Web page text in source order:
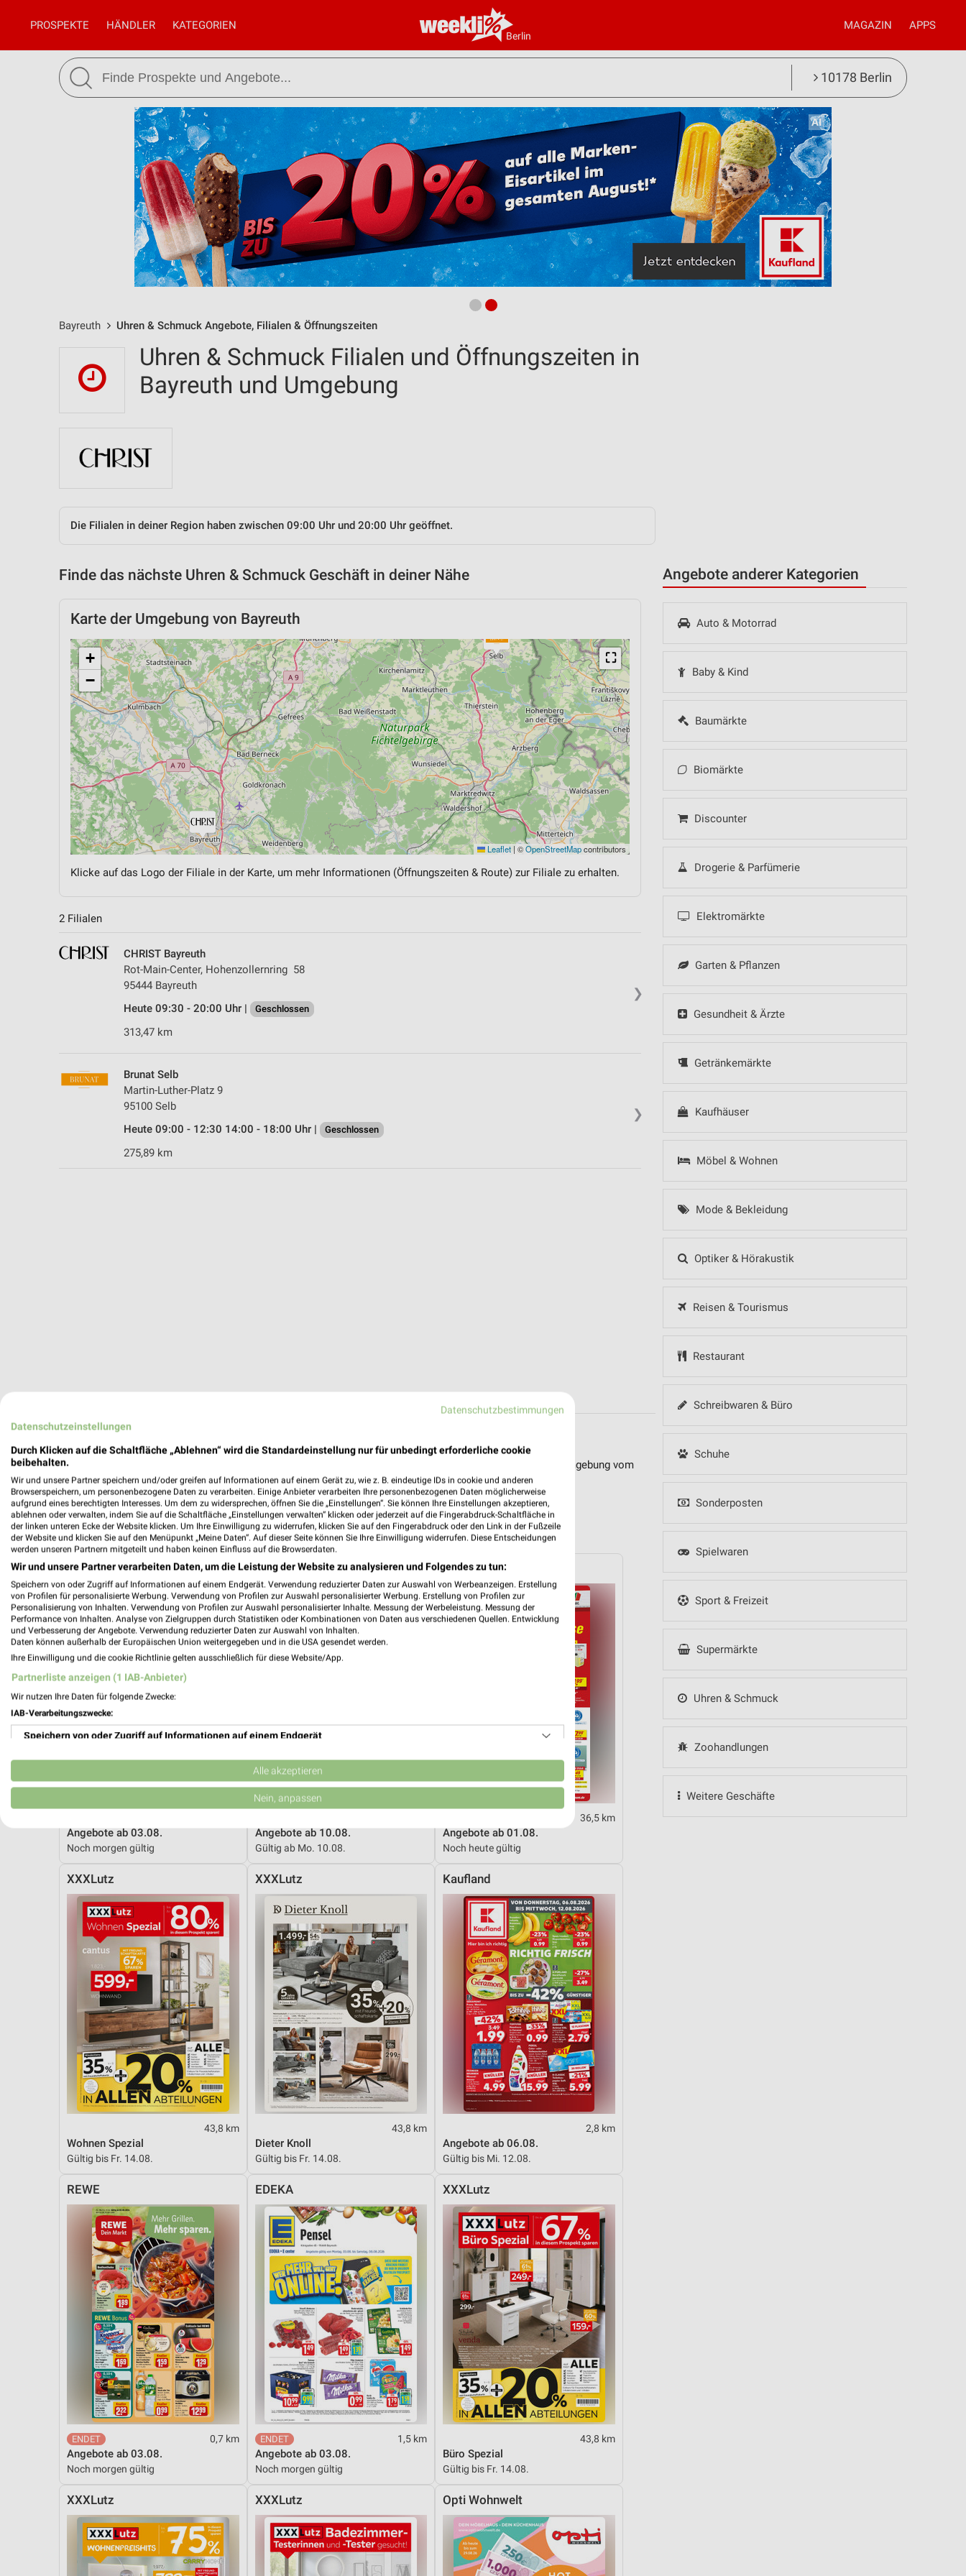
Berlin
PROSPEKTE HÄNDLER KATEGORIEN MAGAZIN APPS
10178 Berlin
Bayreuth Uhren & Schmuck Angebote, Filialen & Öffnungszeiten
Angebote anderer Kategorien
Auto & Motorrad
Baby & Kind
Baumärkte
Biomärkte
Discounter
Drogerie & Parfümerie
Elektromärkte
Garten & Pflanzen
Gesundheit & Ärzte
Getränkemärkte
Kaufhäuser
Möbel & Wohnen
Mode & Bekleidung
Optiker & Hörakustik
Reisen & Tourismus
Restaurant
Schreibwaren & Büro
Schuhe
Sonderposten
Spielwaren
Sport & Freizeit
Supermärkte
Uhren & Schmuck
Zoohandlungen
Weitere Geschäfte
Uhren & Schmuck Filialen und Öffnungszeiten in
Bayreuth und Umgebung
Die Filialen in deiner Region haben zwischen 09:00 Uhr und 20:00 Uhr geöffnet.
Finde das nächste Uhren & Schmuck Geschäft in deiner Nähe
Karte der Umgebung von Bayreuth
⛶
+
−
Leaflet | ©OpenStreetMapcontributors
Klicke auf das Logo der Filiale in der Karte, um mehr Informationen (Öffnungszeiten & Route) zur Filiale zu erhalten.
2 Filialen
❯
CHRIST Bayreuth
Rot-Main-Center, Hohenzollernring 58
95444 Bayreuth
Heute 09:30 - 20:00 Uhr |
Geschlossen
313,47 km
❯
Brunat Selb
Martin-Luther-Platz 9
95100 Selb
Heute 09:00 - 12:30 14:00 - 18:00 Uhr |
Geschlossen
275,89 km
Filialen zum Thema Uhren & Schmuck in Bayreuth
In der Kategorie Uhren & Schmuck findest Du aktuelle Filialen und Öffnungszeiten von z.B. CHRIST in der Umgebung vom
Bayreuth.
Aktuelle Prospekte für Bayreuth und Umgebung
29 Prospekte
Lidl
Angebote ab 03.08.
Noch morgen gültig
Lidl
Angebote ab 10.08.
Gültig ab Mo. 10.08.
toom Baumarkt
36,5 km
Angebote ab 01.08.
Noch heute gültig
XXXLutz
43,8 km
Wohnen Spezial
Gültig bis Fr. 14.08.
XXXLutz
43,8 km
Dieter Knoll
Gültig bis Fr. 14.08.
Kaufland
2,8 km
Angebote ab 06.08.
Gültig bis Mi. 12.08.
REWE
0,7 km
Angebote ab 03.08.
Noch morgen gültig
EDEKA
1,5 km
Angebote ab 03.08.
Noch morgen gültig
XXXLutz
43,8 km
Büro Spezial
Gültig bis Fr. 14.08.
XXXLutz XXXLutz Opti Wohnwelt
Datenschutzbestimmungen
Datenschutzeinstellungen
Durch Klicken auf die Schaltfläche „Ablehnen“ wird die Standardeinstellung nur für unbedingt erforderliche cookie
beibehalten.
Wir und unsere Partner speichern und/oder greifen auf Informationen auf einem Gerät zu, wie z. B. eindeutige IDs in cookie und anderen
Browserspeichern, um personenbezogene Daten zu verarbeiten. Einige Anbieter verarbeiten Ihre personenbezogenen Daten möglicherweise
aufgrund eines berechtigten Interesses. Um dem zu widersprechen, öffnen Sie die „Einstellungen“. Sie können Ihre Einstellungen akzeptieren,
ablehnen oder verwalten, indem Sie auf die Schaltfläche „Einstellungen verwalten“ klicken oder jederzeit auf die Fingerabdruck-Schaltfläche in
der linken unteren Ecke der Website klicken. Um Ihre Einwilligung zu widerrufen, klicken Sie auf den Fingerabdruck oder den Link in der Fußzeile
der Website und klicken Sie auf den Menüpunkt „Meine Daten“. Auf dieser Seite können Sie Ihre Einwilligung widerrufen. Diese Entscheidungen
werden unseren Partnern mitgeteilt und haben keinen Einfluss auf die Browserdaten.
Wir und unsere Partner verarbeiten Daten, um die Leistung der Website zu analysieren und Folgendes zu tun:
Speichern von oder Zugriff auf Informationen auf einem Endgerät. Verwendung reduzierter Daten zur Auswahl von Werbeanzeigen. Erstellung
von Profilen für personalisierte Werbung. Verwendung von Profilen zur Auswahl personalisierter Werbung. Erstellung von Profilen zur
Personalisierung von Inhalten. Verwendung von Profilen zur Auswahl personalisierter Inhalte. Messung der Werbeleistung. Messung der
Performance von Inhalten. Analyse von Zielgruppen durch Statistiken oder Kombinationen von Daten aus verschiedenen Quellen. Entwicklung
und Verbesserung der Angebote. Verwendung reduzierter Daten zur Auswahl von Inhalten.
Daten können außerhalb der Europäischen Union weitergegeben und in die USA gesendet werden.
Ihre Einwilligung und die cookie Richtlinie gelten ausschließlich für diese Website/App.
Partnerliste anzeigen (1 IAB-Anbieter)
Wir nutzen Ihre Daten für folgende Zwecke:
IAB-Verarbeitungszwecke:
Speichern von oder Zugriff auf Informationen auf einem Endgerät
Verwendung reduzierter Daten zur Auswahl von Werbeanzeigen
Erstellung von Profilen für personalisierte Werbung
Erstellung von Profilen zur Personalisierung von Inhalten
Verwendung von Profilen zur Auswahl personalisierter Inhalte
Messung der Werbeleistung
Messung der Performance von Inhalten
Analyse von Zielgruppen durch Statistiken oder Kombinationen von Daten aus verschiedenen
Entwicklung und Verbesserung der Angebote
Verwendung reduzierter Daten zur Auswahl von Inhalten
IAB-Besonderheiten:
Verwendung genauer Standortdaten
Geräte anhand von aktiv angeforderten Informationen identifizieren
Nicht-IAB-Verarbeitungszwecke:
Notwendig
Performance
Alle akzeptieren
Nein, anpassen